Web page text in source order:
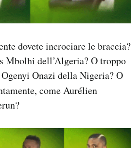
dovete incrociare le braccia?
Mbolhi dell’Algeria? O troppo
Onazi della Nigeria? O
come Aurélien